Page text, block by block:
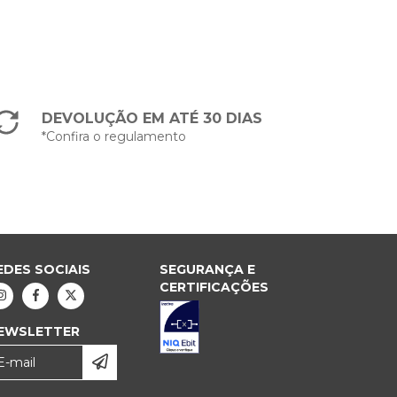
DEVOLUÇÃO EM ATÉ 30 DIAS
*Confira o regulamento
SOCIAIS
SEGURANÇA E
CERTIFICAÇÕES